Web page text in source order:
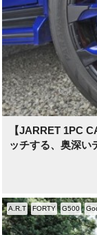
【JARRET 1PC
ッチする、奥深い
A.R.T FORTY G500